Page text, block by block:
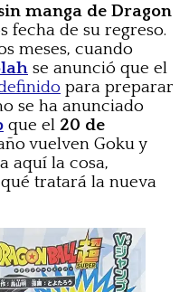
manga de Dragon
fecha de su regreso.
meses, cuando
se anunció que el
para preparar
se ha anunciado
que el 20 de
vuelven Goku y
aquí la cosa,
tratará la nueva